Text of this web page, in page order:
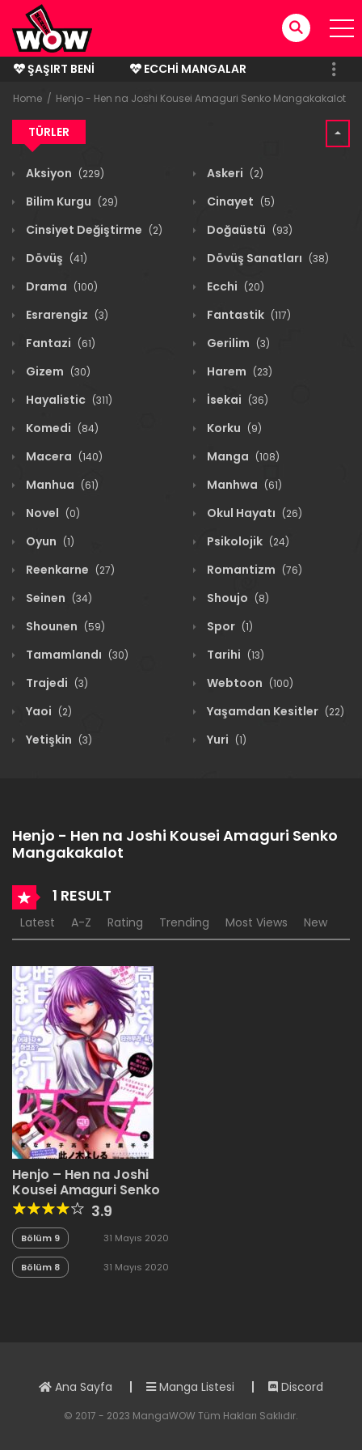
ŞAŞIRT BENI
ECCHI MANGALAR
BITMIŞ MANGALAR
Home Henjo - Hen na Joshi Kousei Amaguri Senko Mangakakalot
TÜRLER
Aksiyon (229) Askeri (2)
Bilim Kurgu (29) Cinayet (5)
Cinsiyet Değiştirme (2) Doğaüstü (93)
Dövüş (41) Dövüş Sanatları (38)
Drama (100) Ecchi (20)
Esrarengiz (3) Fantastik (117)
Fantazi (61) Gerilim (3)
Gizem (30) Harem (23)
Hayalistic (311) İsekai (36)
Komedi (84) Korku (9)
Macera (140) Manga (108)
Manhua (61) Manhwa (61)
Novel (0) Okul Hayatı (26)
Oyun (1) Psikolojik (24)
Reenkarne (27) Romantizm (76)
Seinen (34) Shoujo (8)
Shounen (59) Spor (1)
Tamamlandı (30) Tarihi (13)
Trajedi (3) Webtoon (100)
Yaoi (2) Yaşamdan Kesitler (22)
Yetişkin (3) Yuri (1)
Henjo - Hen na Joshi Kousei Amaguri Senko
Mangakakalot
1 RESULT
Latest A-Z Rating Trending Most Views New
Henjo – Hen na Joshi
Kousei Amaguri Senko
3.9
Bölüm 9 31 Mayıs 2020
Bölüm 8 31 Mayıs 2020
Ana Sayfa Manga Listesi Discord
© 2017 - 2023 MangaWOW Tüm Hakları Saklıdır.